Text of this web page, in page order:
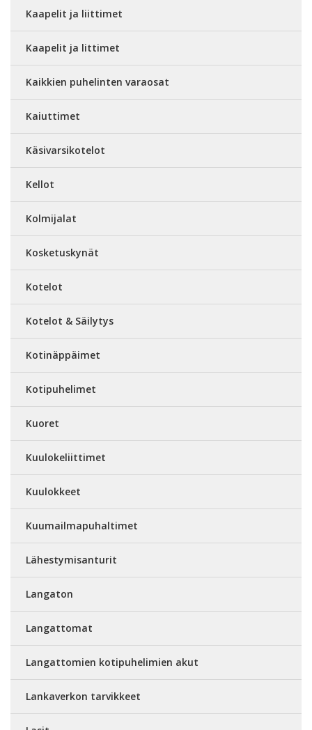
Kaapelit ja liittimet
Kaapelit ja littimet
Kaikkien puhelinten varaosat
Kaiuttimet
Käsivarsikotelot
Kellot
Kolmijalat
Kosketuskynät
Kotelot
Kotelot & Säilytys
Kotinäppäimet
Kotipuhelimet
Kuoret
Kuulokeliittimet
Kuulokkeet
Kuumailmapuhaltimet
Lähestymisanturit
Langaton
Langattomat
Langattomien kotipuhelimien akut
Lankaverkon tarvikkeet